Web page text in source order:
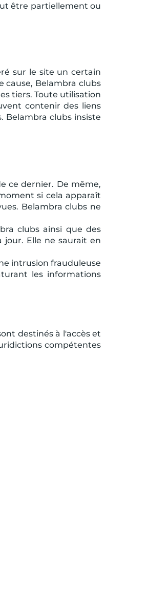
être partiellement ou
sur le site un certain
cause, Belambra clubs
tiers. Toute utilisation
contenir des liens
Belambra clubs insiste
ce dernier. De même,
si cela apparaît
Belambra clubs ne
clubs ainsi que des
jour. Elle ne saurait en
intrusion frauduleuse
les informations
destinés à l'accès et
compétentes